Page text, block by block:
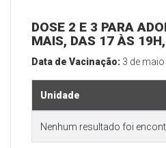
DOSE 2 E 3 PARA
MAIS, DAS 17 ÀS
Data de Vacinação: 3 de
Unidade
Nenhum resultado foi